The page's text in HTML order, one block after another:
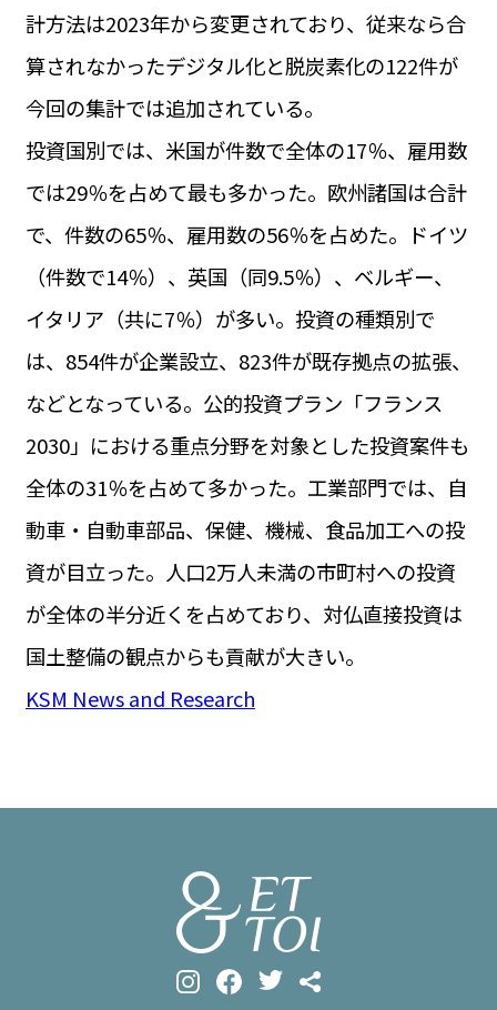
BUSINESS
ビジネス・キャリア
INFOS PRATIQUES
TAG
タグ
#パリ
#お土産 #トリビア
#データで読み解くフランス
#フランス郵便情報
#フランス交通機関
#求人
#フランスの教育制度
#アプリ
#いざという時に
#カルカッソンヌ Carcassonne
#サステナブル
#フランス生活
#レシピ #ビューティー
#コスメ
#アルザス地方
#フランスの地方 #フロマージュ
#おでかけ
運営会社
サイトポリシー
計方法は2023年から変更されており、従来なら合
算されなかったデジタル化と脱炭素化の122件が
今回の集計では追加されている。
投資国別では、米国が件数で全体の17％、雇用数
では29％を占めて最も多かった。欧州諸国は合計
で、件数の65％、雇用数の56％を占めた。ドイツ
（件数で14％）、英国（同9.5％）、ベルギー、
イタリア（共に7％）が多い。投資の種類別で
は、854件が企業設立、823件が既存拠点の拡張、
などとなっている。公的投資プラン「フランス
2030」における重点分野を対象とした投資案件も
全体の31％を占めて多かった。工業部門では、自
動車・自動車部品、保健、機械、食品加工への投
資が目立った。人口2万人未満の市町村への投資
が全体の半分近くを占めており、対仏直接投資は
国土整備の観点からも貢献が大きい。
KSM News and Research